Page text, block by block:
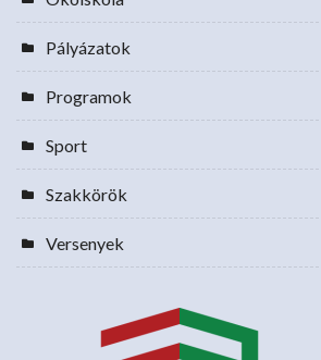
Pályázatok
Programok
Sport
Szakkörök
Versenyek